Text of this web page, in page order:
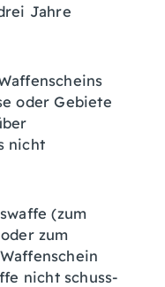
Jahre
oder Gebiete
nicht
(zum
zum
nicht schuss-